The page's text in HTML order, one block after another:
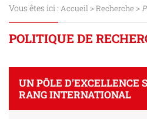
Vous êtes ici : Accueil >Recherche >
POLITIQUE DE
UN PÔLE D’EXCELLENCE
RANG INTERNATIONAL